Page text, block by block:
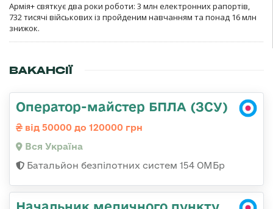
Армія+ святкує два роки роботи: 3 млн електронних рапортів,
732 тисячі військових із пройденим навчанням та понад 16 млн
знижок.
ВАКАНСІЇ
Оператор-майстер БПЛА (ЗСУ)
від 50000 до 120000 грн
Вся Україна
Батальйон безпілотних систем 154 ОМБр